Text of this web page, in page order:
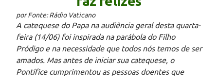
por Fonte: Rádio Vaticano
A catequese do Papa na audiência geral desta quarta-
feira (14/06) foi inspirada na parábola do Filho
Pródigo e na necessidade que todos nós temos de ser
amados. Mas antes de iniciar sua catequese, o
Pontífice cumprimentou as pessoas doentes que